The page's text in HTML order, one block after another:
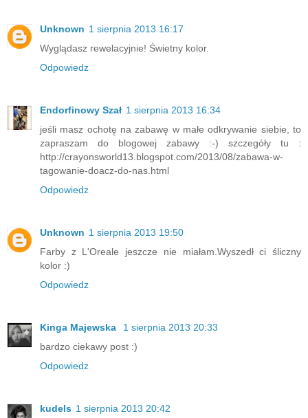
Unknown 1 sierpnia 2013 16:17
Wyglądasz rewelacyjnie! Świetny kolor.
Odpowiedz
Endorfinowy Szał 1 sierpnia 2013 16:34
jeśli masz ochotę na zabawę w małe odkrywanie siebie, to
zapraszam do blogowej zabawy :-) szczegóły tu :
http://crayonsworld13.blogspot.com/2013/08/zabawa-w-
tagowanie-doacz-do-nas.html
Odpowiedz
Unknown 1 sierpnia 2013 19:50
Farby z L'Oreale jeszcze nie miałam.Wyszedł ci śliczny
kolor :)
Odpowiedz
Kinga Majewska
1 sierpnia 2013 20:33
bardzo ciekawy post :)
Odpowiedz
kudels 1 sierpnia 2013 20:42